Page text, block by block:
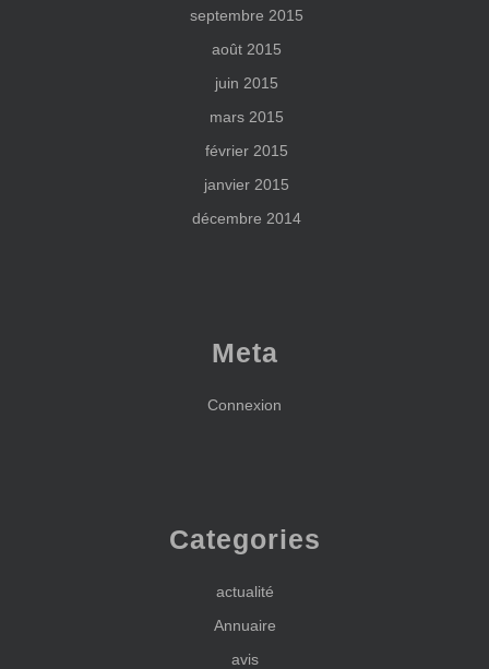
septembre 2015
août 2015
juin 2015
mars 2015
février 2015
janvier 2015
décembre 2014
Meta
Connexion
Categories
actualité
Annuaire
avis